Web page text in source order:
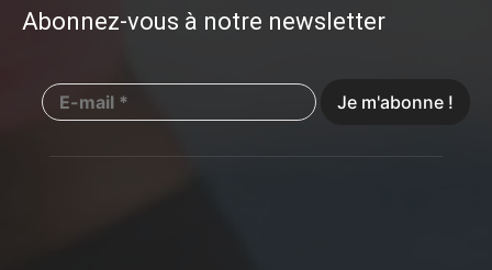
Abonnez-vous à notre newsletter